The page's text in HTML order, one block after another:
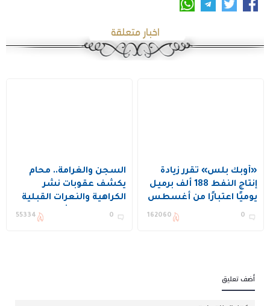
اخبار متعلقة
«أوبك بلس» تقرر زيادة
إنتاج النفط 188 ألف برميل
يوميًا اعتبارًا من أغسطس
0
162060
السجن والغرامة.. محام
يكشف عقوبات نشر
الكراهية والنعرات القبلية
في المملكة (شاهد)
0
55334
أضف تعليق